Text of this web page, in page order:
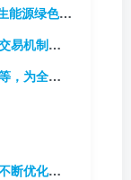
发及交易数据
电交易试点
型作出巨大贡献
化升级